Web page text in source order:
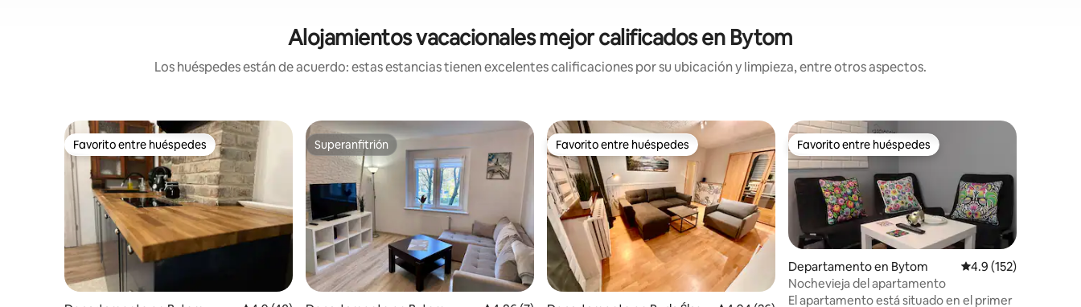
Alojamientos vacacionales mejor calificados en Bytom
Los huéspedes están de acuerdo: estas estancias tienen excelentes calificaciones por su ubicación y limpieza, entre otros aspectos.
Favorito entre huéspedes
Favorito entre huéspedes Superanfitrión
Superanfitrión Favorito entre huéspedes
Favorito entre huéspedes Favorito entre huéspedes
Favorito entre huéspedes
Departamento en Bytom Calificación
4.9 (152)
Nochevieja del apartamento
El apartamento está situado en el primer